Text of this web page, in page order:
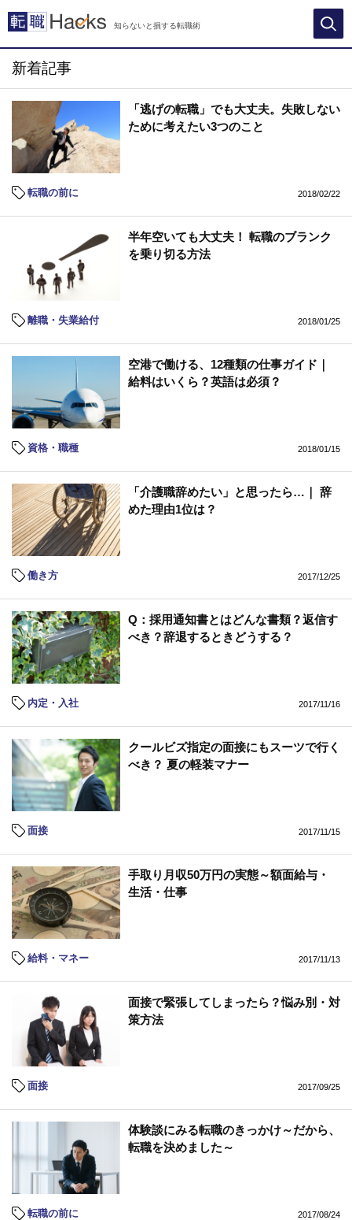
知らないと損する転職術
新着記事
「逃げの転職」でも大丈夫。失敗しない
ために考えたい3つのこと
転職の前に 2018/02/22
半年空いても大丈夫！ 転職のブランク
を乗り切る方法
離職・失業給付 2018/01/25
空港で働ける、12種類の仕事ガイド｜
給料はいくら？英語は必須？
資格・職種 2018/01/15
「介護職辞めたい」と思ったら…｜ 辞
めた理由1位は？
働き方 2017/12/25
Q：採用通知書とはどんな書類？返信す
べき？辞退するときどうする？
内定・入社 2017/11/16
クールビズ指定の面接にもスーツで行く
べき？ 夏の軽装マナー
面接 2017/11/15
手取り月収50万円の実態～額面給与・
生活・仕事
給料・マネー 2017/11/13
面接で緊張してしまったら？悩み別・対
策方法
面接 2017/09/25
体験談にみる転職のきっかけ～だから、
転職を決めました～
転職の前に 2017/08/24